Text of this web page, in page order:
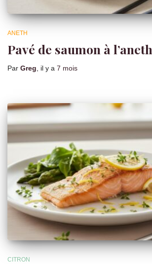
ANETH
Pavé de saumon à l’aneth
Par Greg , il y a 7 mois
CITRON